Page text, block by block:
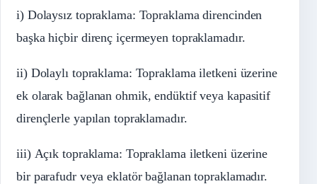
i) Dolaysız topraklama: Topraklama direncinden
başka hiçbir direnç içermeyen topraklamadır.
ii) Dolaylı topraklama: Topraklama iletkeni üzerine
ek olarak bağlanan ohmik, endüktif veya kapasitif
dirençlerle yapılan topraklamadır.
iii) Açık topraklama: Topraklama iletkeni üzerine
bir parafudr veya eklatör bağlanan topraklamadır.